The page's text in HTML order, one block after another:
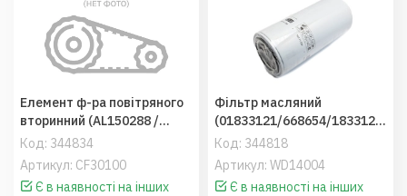
Код: 344834
Артикул: CF30100
Елемент ф-ра повітряного
вторинний (AL150288 /
36539700/11075980),
JD6020 / 7030, Arion630
(MANN)
Є в наявності на інших
Код: 344818
Артикул: WD14004
Фільтр масляний
(01833121/668654/1833121
С1), МТЗ 2522,3022
(дв.Detroit) (MANN)
Є в наявності на інших